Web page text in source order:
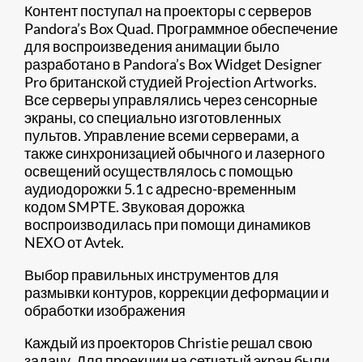
Контент поступал на проекторы с серверов
Pandora’s Box Quad. Программное обеспечение
для воспроизведения анимации было
разработано в Pandora’s Box Widget Designer
Pro британской студией Projection Artworks.
Все серверы управлялись через сенсорные
экраны, со специально изготовленных
пультов. Управление всеми серверами, а
также синхронизацией обычного и лазерного
освещений осуществлялось с помощью
аудиодорожки 5.1 с адресно-временным
кодом SMPTE. Звуковая дорожка
воспроизводилась при помощи динамиков
NEXO от Avtek.
Выбор правильных инструментов для
размывки контуров, коррекции деформации и
обработки изображения
Каждый из проекторов Christie решал свою